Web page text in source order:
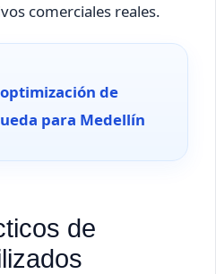
comerciales reales.
de
para Medellín
de